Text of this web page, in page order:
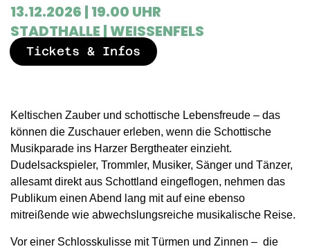
13.12.2026 | 19.00 UHR
STADTHALLE | WEISSENFELS
Tickets & Infos
Keltischen Zauber und schottische Lebensfreude – das
können die Zuschauer erleben, wenn die Schottische
Musikparade ins Harzer Bergtheater einzieht.
Dudelsackspieler, Trommler, Musiker, Sänger und Tänzer,
allesamt direkt aus Schottland eingeflogen, nehmen das
Publikum einen Abend lang mit auf eine ebenso
mitreißende wie abwechslungsreiche musikalische Reise.
Vor einer Schlosskulisse mit Türmen und Zinnen – die